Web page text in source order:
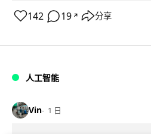
142 19 ↗ 分享
人工智能
Vin 1 日